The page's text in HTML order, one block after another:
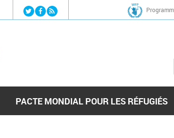
Jump to navigation
PACTE MONDIAL POUR LES RÉFUGIÉS